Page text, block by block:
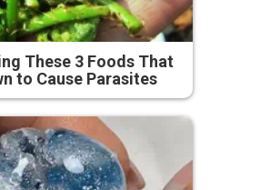
These 3 Foods That
to Cause Parasites